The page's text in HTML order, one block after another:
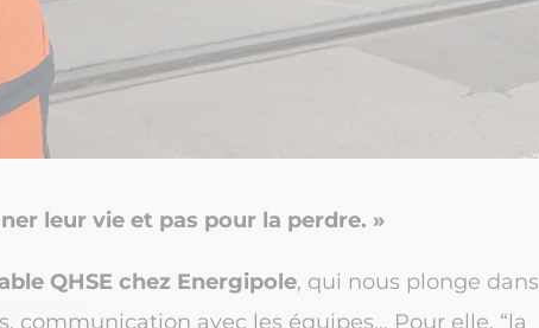
leur vie et pas pour la perdre. »
QHSE chez Energipole, qui nous plonge dans
communication avec les équipes… Pour elle, “la